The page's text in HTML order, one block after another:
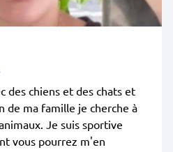
des chiens et des chats et
de ma famille je cherche à
Je suis sportive
vous pourrez m'en